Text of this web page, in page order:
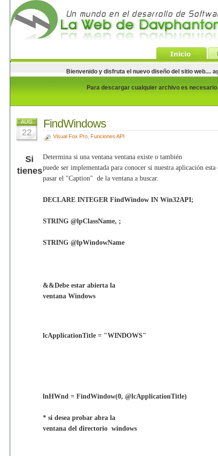
Bienvenido y disfruta el nuevo diseño del sitio web....
Para descargar cualquier archivo es
AUG
22
FindWindows
Visual Fox Pro, Funciones API
Determina si una ventana ventana existe o también
puede ser implementada para conocer si nuestra aplicación esta
pasar el "Caption" de la ventana a buscar.
DECLARE INTEGER FindWindow IN Win32API;
STRING @lpClassName, ;
STRING @lpWindowName
&&Debe estar abierta la
ventana Windows
lcApplicationTitle = "WINDOWS"
lnHWnd = FindWindow(0, @lcApplicationTitle)
* si desea probar abra la
ventana del directorio windows
Si
tienes